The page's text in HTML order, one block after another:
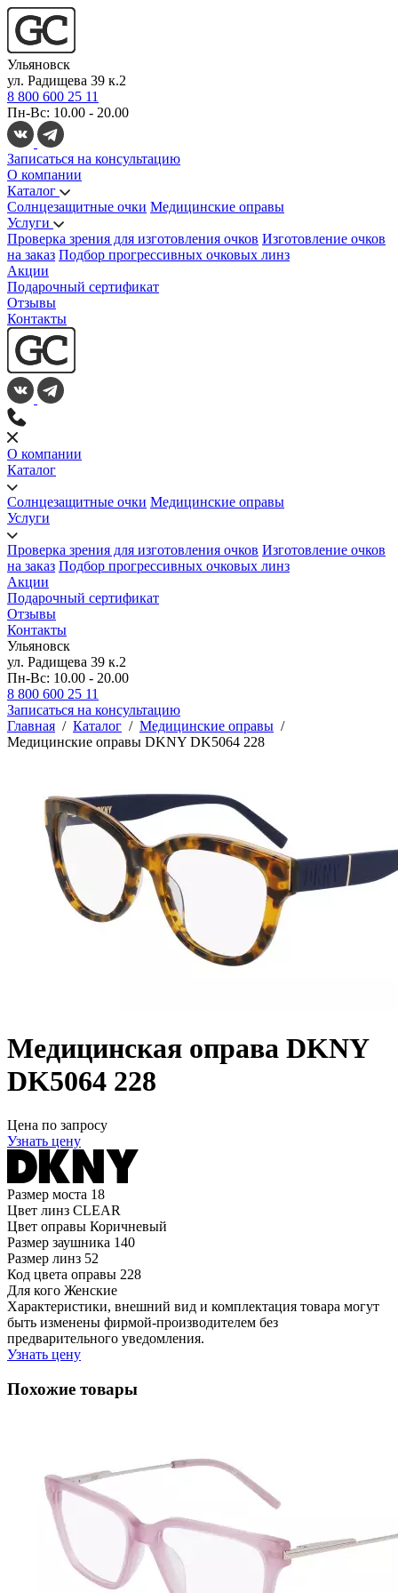
Ульяновск
ул. Радищева 39 к.2
8 800 600 25 11
Пн-Вс: 10.00 - 20.00
Записаться на консультацию
О компании
Каталог
Солнцезащитные очки Медицинские оправы
Услуги
Проверка зрения для изготовления очков Изготовление очков
на заказ Подбор прогрессивных очковых линз
Акции
Подарочный сертификат
Отзывы
Контакты
О компании
Каталог
Солнцезащитные очки Медицинские оправы
Услуги
Проверка зрения для изготовления очков Изготовление очков
на заказ Подбор прогрессивных очковых линз
Акции
Подарочный сертификат
Отзывы
Контакты
Ульяновск
ул. Радищева 39 к.2
Пн-Вс: 10.00 - 20.00
8 800 600 25 11
Записаться на консультацию
Главная / Каталог / Медицинские оправы /
Медицинские оправы DKNY DK5064 228
Медицинская оправа DKNY
DK5064 228
Цена по запросу
Узнать цену
Размер моста 18
Цвет линз CLEAR
Цвет оправы Коричневый
Размер заушника 140
Размер линз 52
Код цвета оправы 228
Для кого Женские
Характеристики, внешний вид и комплектация товара могут
быть изменены фирмой-производителем без
предварительного уведомления.
Узнать цену
Похожие товары